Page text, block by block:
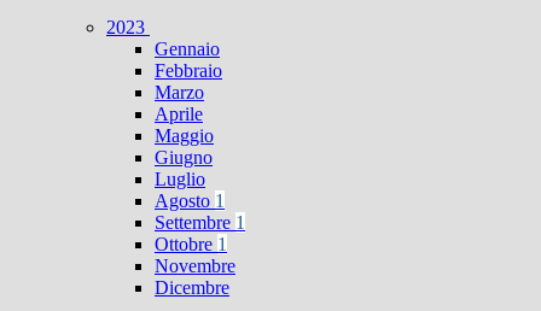
2023
Gennaio
Febbraio
Marzo
Aprile
Maggio
Giugno
Luglio
Agosto 1
Settembre 1
Ottobre 1
Novembre
Dicembre